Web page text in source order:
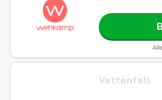
Vattenfall